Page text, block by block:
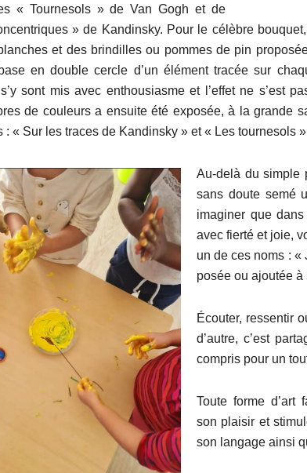
« Tournesols » de Van Gogh et de
» de Kandinsky. Pour le célèbre
et des brindilles ou pommes de pin
en double cercle d’un élément tracée sur
sont mis avec enthousiasme et l’effet ne s’est
de couleurs a ensuite été exposée, à la grande
: « Sur les traces de Kandinsky » et « Les tournesols
Au-delà du simple
sans doute semé
imaginer que
avec fierté et joie,
un de ces noms :
posée ou ajoutée à
Écouter, ressentir
d’autre, c’est
compris pour un
Toute forme d’art
son plaisir et
son langage ainsi